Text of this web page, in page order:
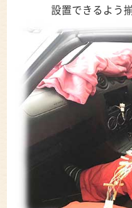
設置できるよう